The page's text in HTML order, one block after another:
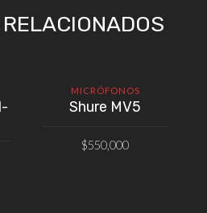
MICRÓFONOS
Shure MV5
$550,000